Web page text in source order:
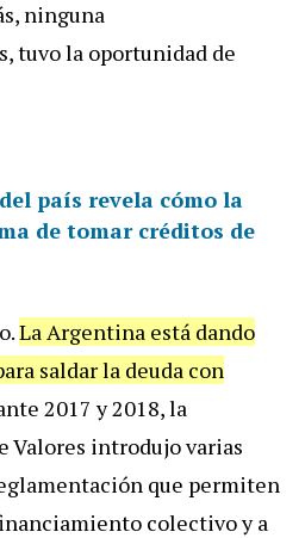
ninguna
tuvo la oportunidad de
país revela cómo la
de tomar créditos de
La Argentina está dando
saldar la deuda con
2017 y 2018, la
Valores introdujo varias
que permiten
colectivo y a